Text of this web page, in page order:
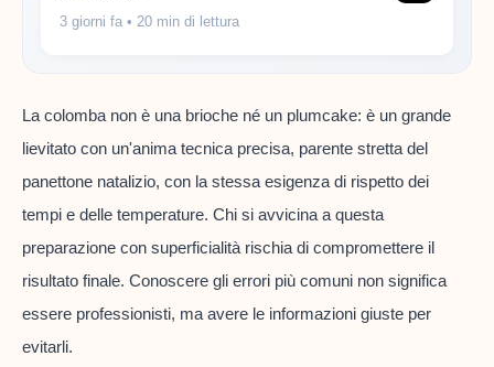
3 giorni fa • 20 min di lettura
La colomba non è una brioche né un plumcake: è un grande
lievitato con un'anima tecnica precisa, parente stretta del
panettone natalizio, con la stessa esigenza di rispetto dei
tempi e delle temperature. Chi si avvicina a questa
preparazione con superficialità rischia di compromettere il
risultato finale. Conoscere gli errori più comuni non significa
essere professionisti, ma avere le informazioni giuste per
evitarli.